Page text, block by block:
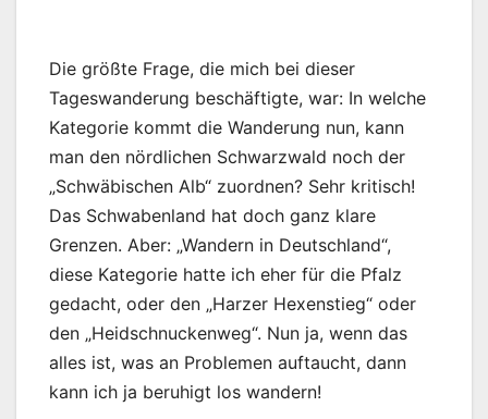
Die größte Frage, die mich bei dieser
Tageswanderung beschäftigte, war: In welche
Kategorie kommt die Wanderung nun, kann
man den nördlichen Schwarzwald noch der
„Schwäbischen Alb“ zuordnen? Sehr kritisch!
Das Schwabenland hat doch ganz klare
Grenzen. Aber: „Wandern in Deutschland“,
diese Kategorie hatte ich eher für die Pfalz
gedacht, oder den „Harzer Hexenstieg“ oder
den „Heidschnuckenweg“. Nun ja, wenn das
alles ist, was an Problemen auftaucht, dann
kann ich ja beruhigt los wandern!